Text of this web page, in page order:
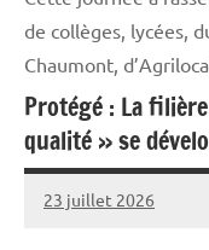
de collèges, lycées,
Chaumont,
Protégé : La
qualité » se
23 juillet 2026
Thibaut